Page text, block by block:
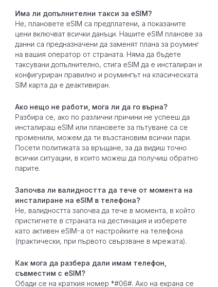
Има ли допълнителни такси за eSIM?
Не, плановете eSIM са предплатени, а показаните
цени включват всички данъци. Нашите eSIM планове за
данни са предназначени да заменят плана за роуминг
на вашия оператор от страната. Няма да бъдете
таксувани допълнително, стига eSIM да е инсталиран и
конфигуриран правилно и роумингът на класическата
SIM карта да е деактивиран.
Ако нещо не работи, мога ли да го върна?
Разбира се, ако по различни причини не успееш да
инсталираш eSIM или плановете за пътуване са се
променили, можем да ти възстановим всички пари.
Посети политиката за връщане, за да видиш точно
всички ситуации, в които можеш да получиш обратно
парите.
Започва ли валидността да тече от момента на
инсталиране на eSIM в телефона?
Не, валидността започва да тече в момента, в който
пристигнете в страната на дестинация и изберете
като активен eSIM-а от настройките на телефона
(практически, при първото свързване в мрежата).
Как мога да разбера дали имам телефон,
съвместим с eSIM?
Обади се на краткия номер *#06#. Ако на екрана се